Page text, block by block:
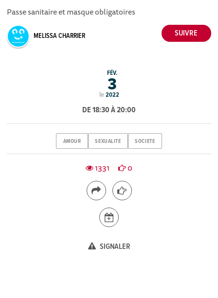
Passe sanitaire et masque obligatoires
MELISSA CHARRIER
le
FÉV.
3
2022
DE 18:30 À 20:00
AMOUR SEXUALITE SOCIETE
1331 0
SIGNALER